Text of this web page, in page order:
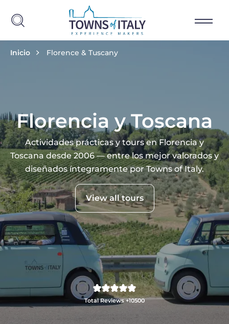
Breadcrumb
Inicio Florence & Tuscany
Florencia y Toscana
Actividades prácticas y tours en Florencia y
Toscana desde 2006 — entre los mejor valorados y
diseñados íntegramente por Towns of Italy.
View all tours
Total Reviews +10500